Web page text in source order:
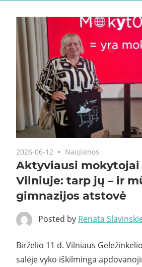
2026-06-12 Naujienos
Aktyviausi
Vilniuje: tarp jų – ir
gimnazijos atstovė
Posted by Renata
Birželio 11 d. Vilniaus
salėje vyko iškilminga